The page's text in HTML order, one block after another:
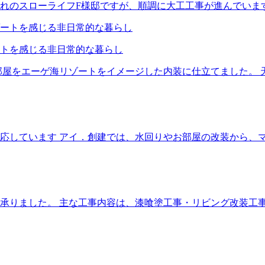
のスローライフF様邸ですが、順調に大工工事が進んでいま
を感じる非日常的な暮らし
をエーゲ海リゾートをイメージした内装に仕立てました。
しています アイ．創建では、水回りやお部屋の改装から、
りました。 主な工事内容は、漆喰塗工事・リビング改装工